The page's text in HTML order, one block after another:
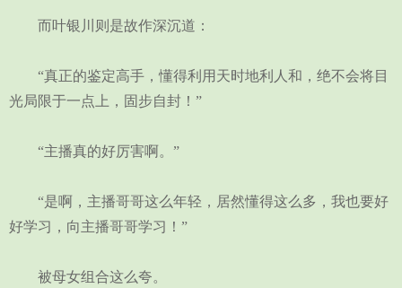
而叶银川则是故作深沉道：
“真正的鉴定高手，懂得利用天时地利人和，绝不会将目
光局限于一点上，固步自封！”
“主播真的好厉害啊。”
“是啊，主播哥哥这么年轻，居然懂得这么多，我也要好
好学习，向主播哥哥学习！”
被母女组合这么夸。